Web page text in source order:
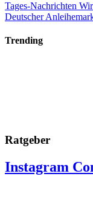
Tages-Nachrichten
Deutscher
Trending
Ratgeber
Instagram